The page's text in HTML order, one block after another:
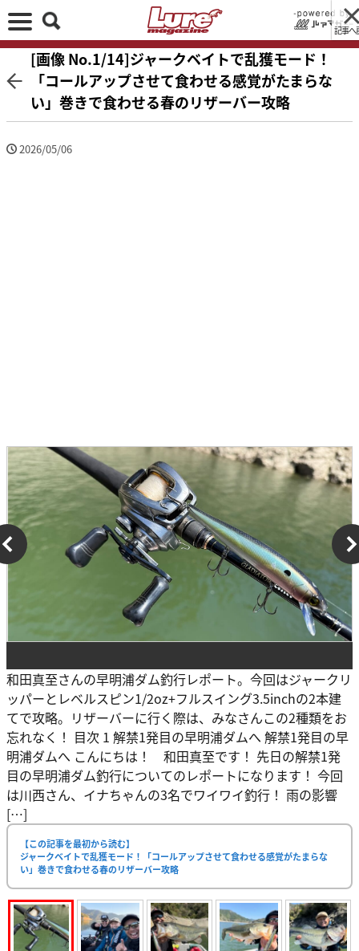
記事へ
[画像 No.1/14]ジャークベイトで乱獲モード！
「コールアップさせて食わせる感覚がたまらな
い」巻きで食わせる春のリザーバー攻略
2026/05/06
和田真至さんの早明浦ダム釣行レポート。今回はジャークリ
ッパーとレベルスピン1/2oz+フルスイング3.5inchの2本建
てで攻略。リザーバーに行く際は、みなさんこの2種類をお
忘れなく！ 目次 1 解禁1発目の早明浦ダムへ 解禁1発目の早
明浦ダムへ こんにちは！ 和田真至です！ 先日の解禁1発
目の早明浦ダム釣行についてのレポートになります！ 今回
は川西さん、イナちゃんの3名でワイワイ釣行！ 雨の影響
[…]
【この記事を最初から読む】
ジャークベイトで乱獲モード！「コールアップさせて食わせる感覚がたまらな
い」巻きで食わせる春のリザーバー攻略